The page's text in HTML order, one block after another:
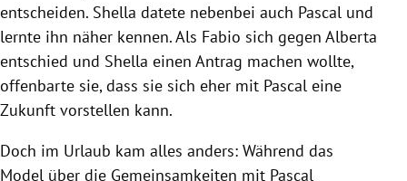
entscheiden. Shella datete nebenbei auch Pascal und
lernte ihn näher kennen. Als Fabio sich gegen Alberta
entschied und Shella einen Antrag machen wollte,
offenbarte sie, dass sie sich eher mit Pascal eine
Zukunft vorstellen kann.
Doch im Urlaub kam alles anders: Während das
Model über die Gemeinsamkeiten mit Pascal